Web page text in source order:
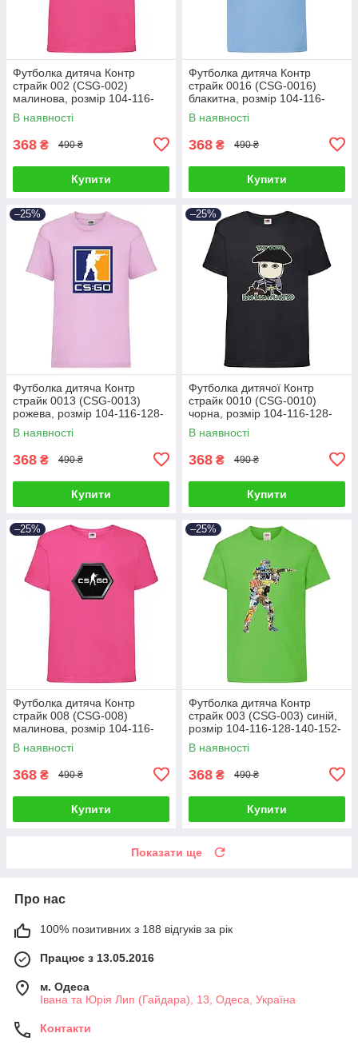
Футболка дитяча Контр
страйк 002 (CSG-002)
малинова, розмір 104-116-
128-140-152-164
В наявності
368 ₴ 490 ₴
Купити
Футболка дитяча Контр
страйк 0016 (CSG-0016)
блакитна, розмір 104-116-
128-140-152-164
В наявності
368 ₴ 490 ₴
Купити
–25%
Футболка дитяча Контр
страйк 0013 (CSG-0013)
рожева, розмір 104-116-128-
140-152-164
В наявності
368 ₴ 490 ₴
Купити
–25%
Футболка дитячої Контр
страйк 0010 (CSG-0010)
чорна, розмір 104-116-128-
140-152-164
В наявності
368 ₴ 490 ₴
Купити
–25%
Футболка дитяча Контр
страйк 008 (CSG-008)
малинова, розмір 104-116-
128-140-152-164
В наявності
368 ₴ 490 ₴
Купити
–25%
Футболка дитяча Контр
страйк 003 (CSG-003) синій,
розмір 104-116-128-140-152-
164
В наявності
368 ₴ 490 ₴
Купити
Показати ще
Про нас
100% позитивних з 188 відгуків за рік
Працює з 13.05.2016
м. Одеса
Івана та Юрія Лип (Гайдара), 13, Одеса, Україна
Контакти